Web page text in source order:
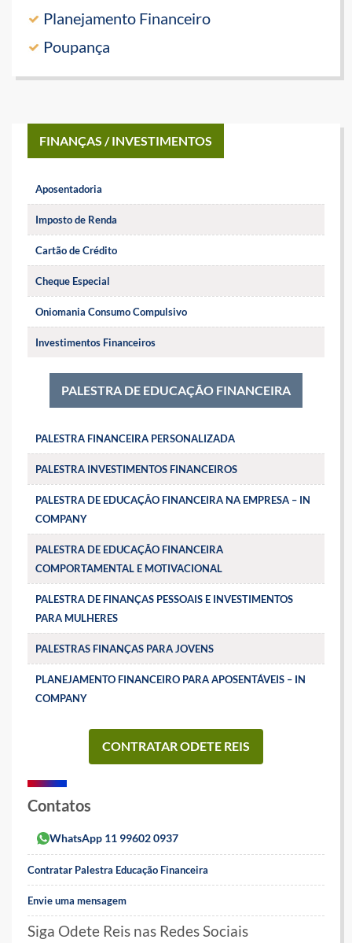
Planejamento Financeiro
Poupança
FINANÇAS / INVESTIMENTOS
Aposentadoria
Imposto de Renda
Cartão de Crédito
Cheque Especial
Oniomania Consumo Compulsivo
Investimentos Financeiros
PALESTRA DE EDUCAÇÃO FINANCEIRA
PALESTRA FINANCEIRA PERSONALIZADA
PALESTRA INVESTIMENTOS FINANCEIROS
PALESTRA DE EDUCAÇÃO FINANCEIRA NA EMPRESA – IN
COMPANY
PALESTRA DE EDUCAÇÃO FINANCEIRA
COMPORTAMENTAL E MOTIVACIONAL
PALESTRA DE FINANÇAS PESSOAIS E INVESTIMENTOS
PARA MULHERES
PALESTRAS FINANÇAS PARA JOVENS
PLANEJAMENTO FINANCEIRO PARA APOSENTÁVEIS – IN
COMPANY
CONTRATAR ODETE REIS
Contatos
WhatsApp 11 99602 0937
Contratar Palestra Educação Financeira
Envie uma mensagem
Siga Odete Reis nas Redes Sociais